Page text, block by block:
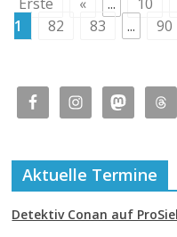
1
82 83 ... 90
Aktuelle Termine
Detektiv Conan auf